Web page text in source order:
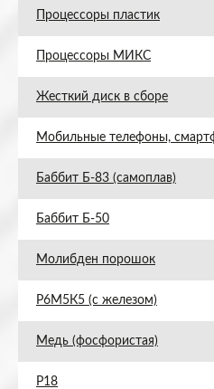
Процессоры пластик
Процессоры МИКС
Жесткий диск в сборе
Мобильные телефоны,
Баббит Б-83 (самоплав)
Баббит Б-50
Молибден порошок
Р6М5К5 (с железом)
Медь (фосфористая)
Р18